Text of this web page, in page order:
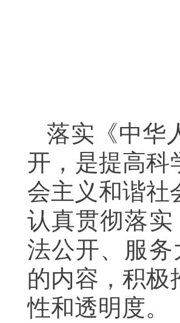
落实《中华
开，是提高科
会主义和谐社
认真贯彻落
法公开、服
的内容，积极
性和透明度。